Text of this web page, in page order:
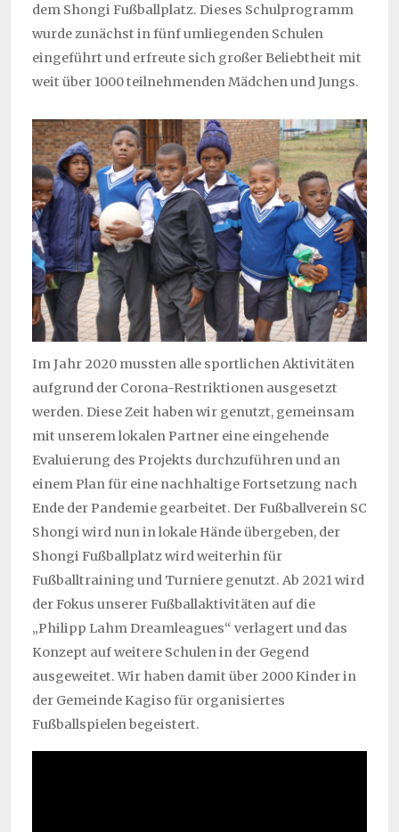
dem Shongi Fußballplatz. Dieses Schulprogramm
wurde zunächst in fünf umliegenden Schulen
eingeführt und erfreute sich großer Beliebtheit mit
weit über 1000 teilnehmenden Mädchen und Jungs.
Im Jahr 2020 mussten alle sportlichen Aktivitäten
aufgrund der Corona-Restriktionen ausgesetzt
werden. Diese Zeit haben wir genutzt, gemeinsam
mit unserem lokalen Partner eine eingehende
Evaluierung des Projekts durchzuführen und an
einem Plan für eine nachhaltige Fortsetzung nach
Ende der Pandemie gearbeitet. Der Fußballverein SC
Shongi wird nun in lokale Hände übergeben, der
Shongi Fußballplatz wird weiterhin für
Fußballtraining und Turniere genutzt. Ab 2021 wird
der Fokus unserer Fußballaktivitäten auf die
„Philipp Lahm Dreamleagues“ verlagert und das
Konzept auf weitere Schulen in der Gegend
ausgeweitet. Wir haben damit über 2000 Kinder in
der Gemeinde Kagiso für organisiertes
Fußballspielen begeistert.